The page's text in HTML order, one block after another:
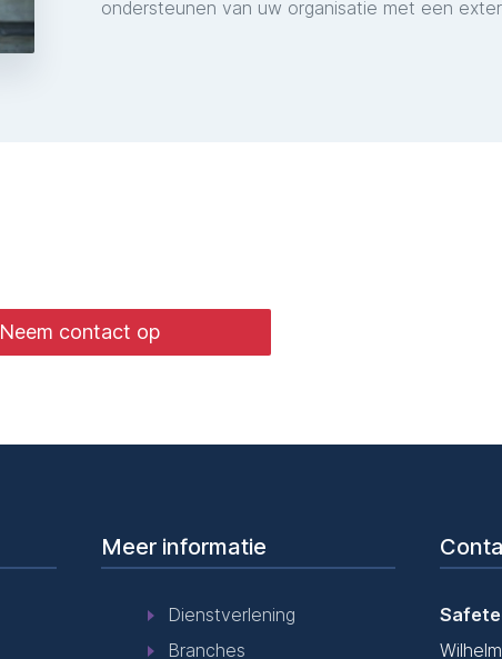
ondersteunen van uw organisatie met een
Neem contact op
Meer informatie
Dienstverlening
Branches